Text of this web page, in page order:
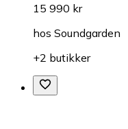
15 990 kr
hos Soundgarden
+2 butikker